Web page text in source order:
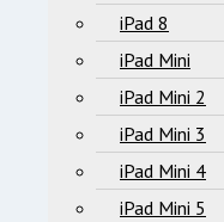
iPad 8
iPad Mini
iPad Mini 2
iPad Mini 3
iPad Mini 4
iPad Mini 5